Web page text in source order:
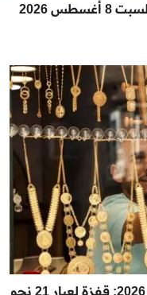
عاجل| انخفاض أسعار الذهب اليوم السبت 8 أغسطس 2026
أسعار الذهب في السبت 8 أغسطس 2026: قفزة لعيار 21 نحو